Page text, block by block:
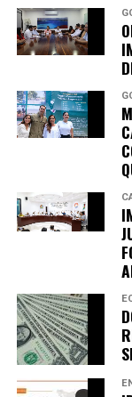
Únete
Quinto
en tu